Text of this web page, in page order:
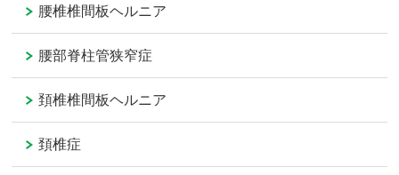
腰椎椎間板ヘルニア
腰部脊柱管狭窄症
頚椎椎間板ヘルニア
頚椎症